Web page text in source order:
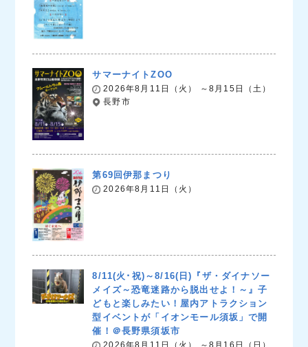
サマーナイトZOO
2026年8月11日（火） ～8月15日（土）
長野市
第69回伊那まつり
2026年8月11日（火）
8/11(火･祝)～8/16(日)『ザ・ダイナソー
メイズ～恐竜迷路から脱出せよ！～』子
どもと楽しみたい！屋内アトラクション
型イベントが「イオンモール須坂」で開
催！＠長野県須坂市
2026年8月11日（火） ～8月16日（日）